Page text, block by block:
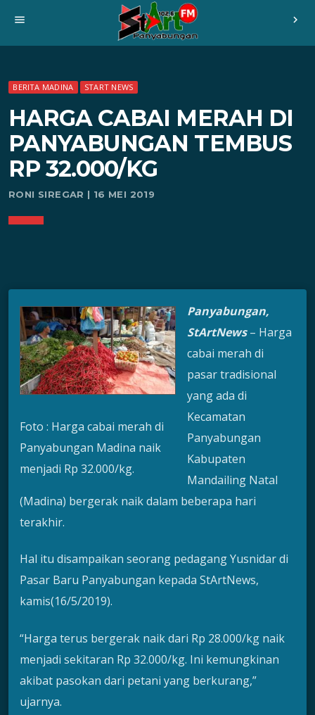
menu chevron_right
BERITA MADINA START NEWS
HARGA CABAI MERAH DI
PANYABUNGAN TEMBUS
RP 32.000/KG
RONI SIREGAR | 16 MEI 2019
Foto : Harga cabai merah di
Panyabungan Madina naik
menjadi Rp 32.000/kg.
Panyabungan,
StArtNews– Harga
cabai merah di
pasar tradisional
yang ada di
Kecamatan
Panyabungan
Kabupaten
Mandailing Natal
(Madina) bergerak naik dalam beberapa hari
terakhir.
Hal itu disampaikan seorang pedagang Yusnidar di
Pasar Baru Panyabungan kepada StArtNews,
kamis(16/5/2019).
“Harga terus bergerak naik dari Rp 28.000/kg naik
menjadi sekitaran Rp 32.000/kg. Ini kemungkinan
akibat pasokan dari petani yang berkurang,”
ujarnya.